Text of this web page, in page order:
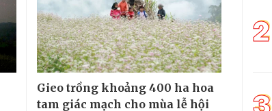
Gieo trồng khoảng 400 ha hoa
tam giác mạch cho mùa lễ hội
2